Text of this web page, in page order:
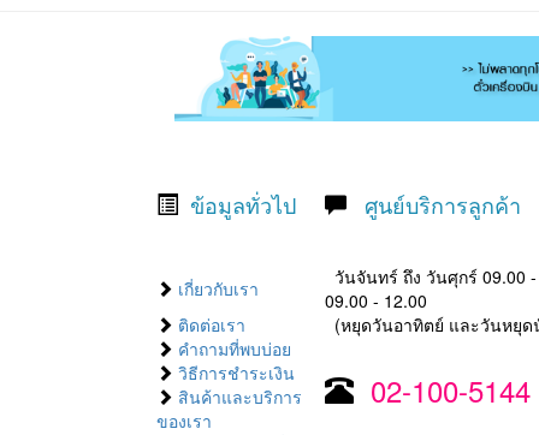
ข้อมูลทั่วไป ศูนย์บริการลูกค้า
เกี่ยวกับเรา
วันจันทร์ ถึง วันศุกร์ 09.00
09.00 - 12.00
ติดต่อเรา
(หยุดวันอาทิตย์ และวันหยุ
คำถามที่พบบ่อย
02-100-5144
วิธีการชำระเงิน
สินค้าและบริการ
ของเรา